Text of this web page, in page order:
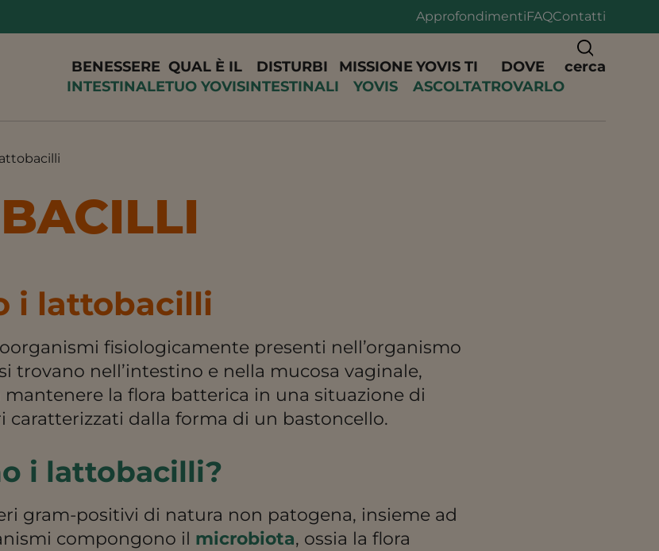
ApprofondimentiFAQContatti
BENESSERE
INTESTINALE
QUAL È IL
TUO YOVIS
DISTURBI
INTESTINALI
MISSIONE
YOVIS
YOVIS TI
ASCOLTA
DOVE
TROVARLO
cerca
i lattobacilli
fisiologicamente presenti nell’organismo
trovano nell’intestino e nella mucosa vaginale,
la flora batterica in una situazione di
caratterizzati dalla forma di un bastoncello.
i lattobacilli?
gram-positivi di natura non patogena, insieme ad
compongono il microbiota, ossia la flora